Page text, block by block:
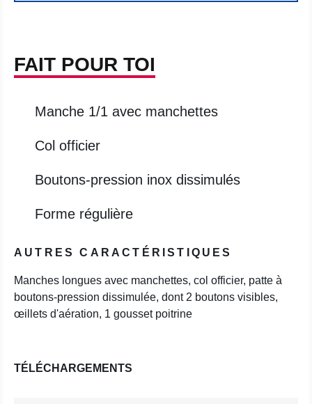
FAIT POUR TOI
Manche 1/1 avec manchettes
Col officier
Boutons-pression inox dissimulés
Forme régulière
AUTRES CARACTÉRISTIQUES
Manches longues avec manchettes, col officier, patte à
boutons-pression dissimulée, dont 2 boutons visibles,
œillets d'aération, 1 gousset poitrine
TÉLÉCHARGEMENTS